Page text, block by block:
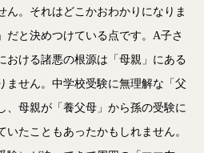
ん。それはどこかおわかりになりま
だと決めつけている点です。A子さ
おける諸悪の根源は「母親」にある
ません。中学校受験に無理解な「父
、母親が「養父母」から孫の受験に
たこともあったかもしれません。